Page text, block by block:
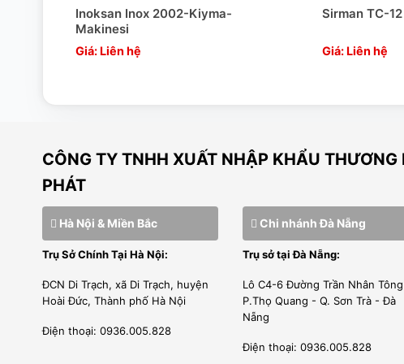
Thông số kỹ thuật phụ kiện lắp thêm
Lắp thêm chân
Inoksan Inox 2002-Kiyma-
Makinesi
Giá: Liên hệ
Sirman TC-
Giá: Liên hệ
CÔNG TY TNHH XUẤT NHẬP KHẨU
PHÁT
Hà Nội & Miền Bắc
Trụ Sở Chính Tại Hà Nội:
ĐCN Di Trạch, xã Di Trạch, huyện
Hoài Đức, Thành phố Hà Nội
Điện thoại: 0936.005.828
Chi nhánh Đà Nẵng
Trụ sở tại Đà Nẵng:
Lô C4-6 Đường Trần Nhân
P.Thọ Quang - Q. Sơn Trà - Đà
Nẵng
Điện thoại: 0936.005.828